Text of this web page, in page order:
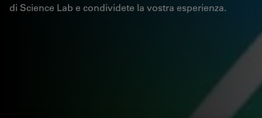
di Science Lab e condividete la vostra esperienza.